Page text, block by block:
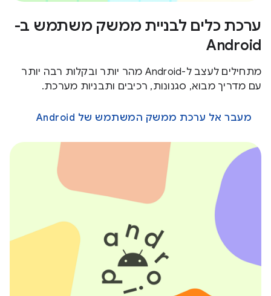
ערכת כלים לבניית ממשק משתמש ב-
Android
מתחילים לעצב ל-Android מהר יותר ובקלות רבה יותר
עם מדריך מבוא, סגנונות, רכיבים ותבניות מערכת.
מעבר אל ערכת ממשק המשתמש של Android